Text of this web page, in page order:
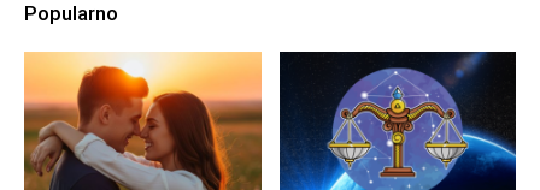
Popularno